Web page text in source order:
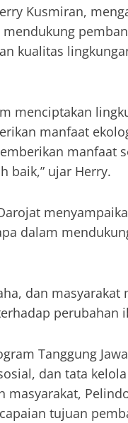
Kusmiran,
kualitas
menciptakan
manfaat
manfaat
baik,” ujar Herry.
dalam
dan
perubahan
Tanggung
dan tata
tujuan